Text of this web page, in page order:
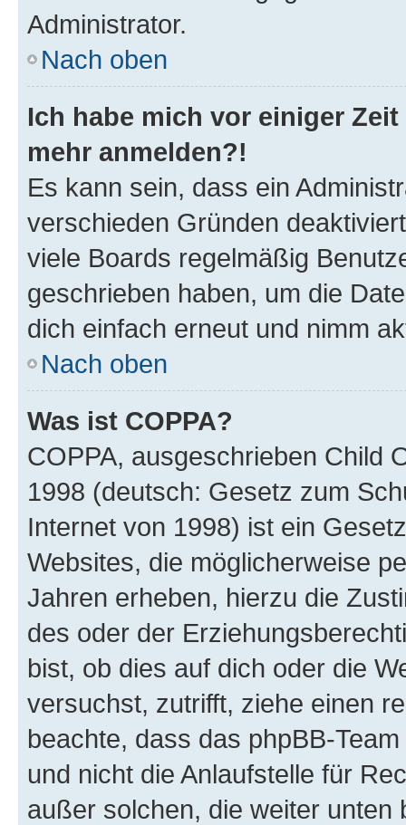
Administrator.
Nach oben
Ich habe mich vor einiger
mehr anmelden?!
Es kann sein, dass ein
verschieden Gründen
viele Boards regelmäßig
geschrieben haben, um die
dich einfach erneut und nimm
Nach oben
Was ist COPPA?
COPPA, ausgeschrieben Child
1998 (deutsch: Gesetz zum
Internet von 1998) ist ein
Websites, die möglicherweise
Jahren erheben, hierzu die
des oder der
bist, ob dies auf dich oder die
versuchst, zutrifft, ziehe einen
beachte, dass das phpBB-
und nicht die Anlaufstelle für
außer solchen, die weiter unten